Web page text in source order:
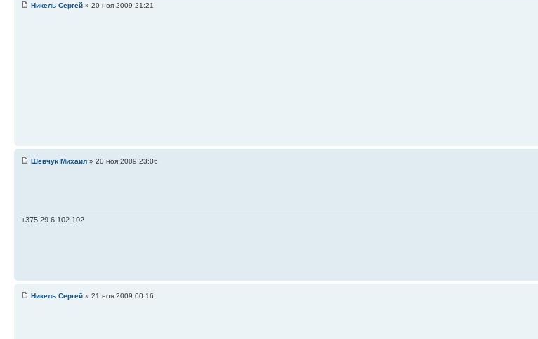
Никель Сергей » 20 ноя 2009 21:21
Шевчук Михаил » 20 ноя 2009 23:06
+375 29 6 102 102
Никель Сергей » 21 ноя 2009 00:16